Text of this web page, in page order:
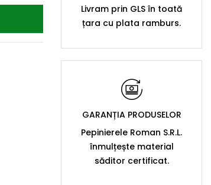
Livram prin GLS în toată
țara cu plata ramburs.
GARANȚIA PRODUSELOR
Pepinierele Roman S.R.L.
înmulțește material
săditor certificat.